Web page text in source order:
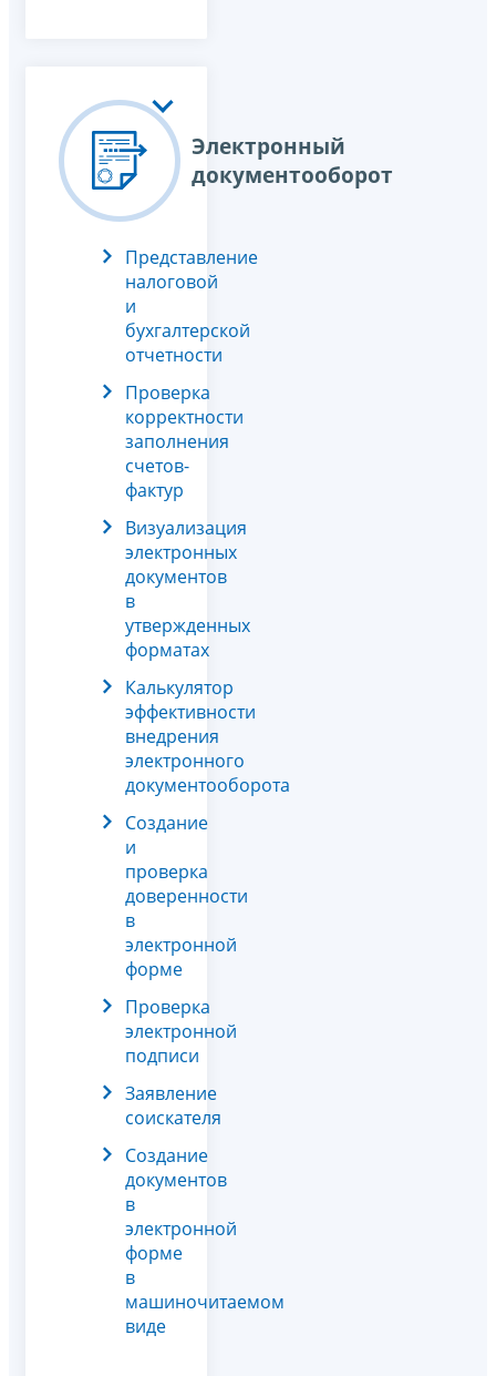
Электронный
документооборот
Представление
налоговой
и
бухгалтерской
отчетности
Проверка
корректности
заполнения
счетов-
фактур
Визуализация
электронных
документов
в
утвержденных
форматах
Калькулятор
эффективности
внедрения
электронного
документооборота
Создание
и
проверка
доверенности
в
электронной
форме
Проверка
электронной
подписи
Заявление
соискателя
Создание
документов
в
электронной
форме
в
машиночитаемом
виде